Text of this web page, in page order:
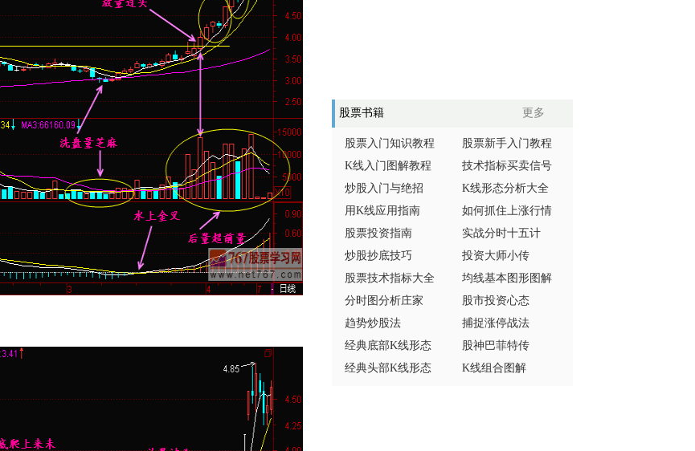
股票书籍 更多
股票入门知识教程
K线入门图解教程
炒股入门与绝招
用K线应用指南
股票投资指南
炒股抄底技巧
股票技术指标大全
分时图分析庄家
趋势炒股法
经典底部K线形态
经典头部K线形态
股票新手入门教程
技术指标买卖信号
K线形态分析大全
如何抓住上涨行情
实战分时十五计
投资大师小传
均线基本图形图解
股市投资心态
捕捉涨停战法
股神巴菲特传
K线组合图解